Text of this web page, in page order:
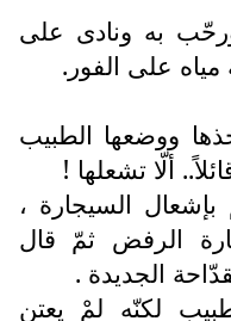
به ونادى على
مياه على الفور.
ووضعها الطبيب
ألّا تشعلها !
السيجارة ،
الرفض ثمّ قال
الجديدة .
لكنّه لمْ يعتنِ